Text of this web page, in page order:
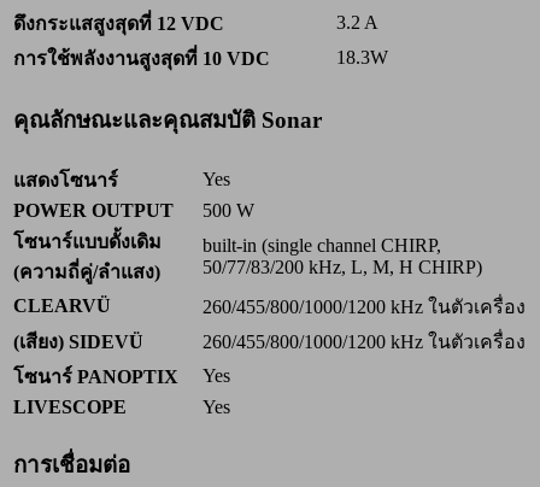
ดึงกระแสสูงสุดที่ 12 VDC
3.2 A
การใช้พลังงานสูงสุดที่ 10 VDC
18.3W
คุณลักษณะและคุณสมบัติ Sonar
แสดงโซนาร์
Yes
POWER OUTPUT
500 W
โซนาร์แบบดั้งเดิม
(ความถี่คู่/ลำแสง)
built-in (single channel CHIRP,
50/77/83/200 kHz, L, M, H CHIRP)
CLEARVÜ
260/455/800/1000/1200 kHz ในตัวเครื่อง
(เสียง) SIDEVÜ
260/455/800/1000/1200 kHz ในตัวเครื่อง
โซนาร์ PANOPTIX
Yes
LIVESCOPE
Yes
การเชื่อมต่อ